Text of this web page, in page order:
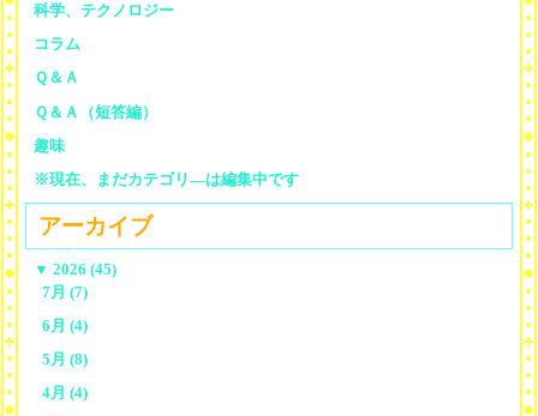
科学、テクノロジー
コラム
Ｑ＆Ａ
Ｑ＆Ａ（短答編）
趣味
※現在、まだカテゴリ—は編集中です
アーカイブ
▼ 2026 (45)
7月 (7)
6月 (4)
5月 (8)
4月 (4)